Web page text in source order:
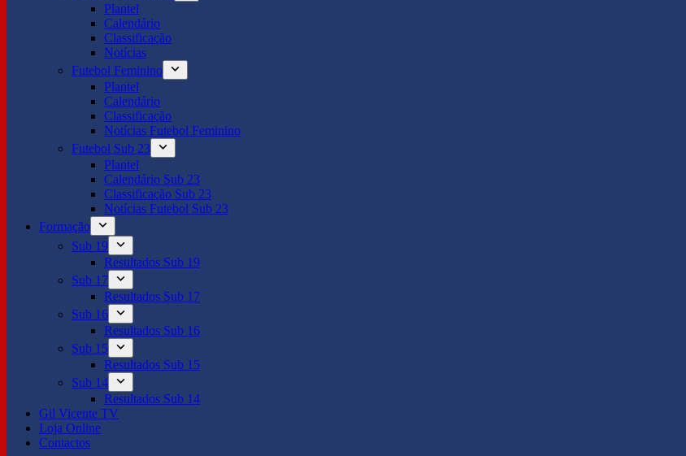
Plantel
Calendário
Classificação
Notícias
Futebol Feminino
Plantel
Calendário
Classificação
Notícias Futebol Feminino
Futebol Sub 23
Plantel
Calendário Sub 23
Classificação Sub 23
Notícias Futebol Sub 23
Formação
Sub 19
Resultados Sub 19
Sub 17
Resultados Sub 17
Sub 16
Resultados Sub 16
Sub 15
Resultados Sub 15
Sub 14
Resultados Sub 14
Gil Vicente TV
Loja Online
Contactos